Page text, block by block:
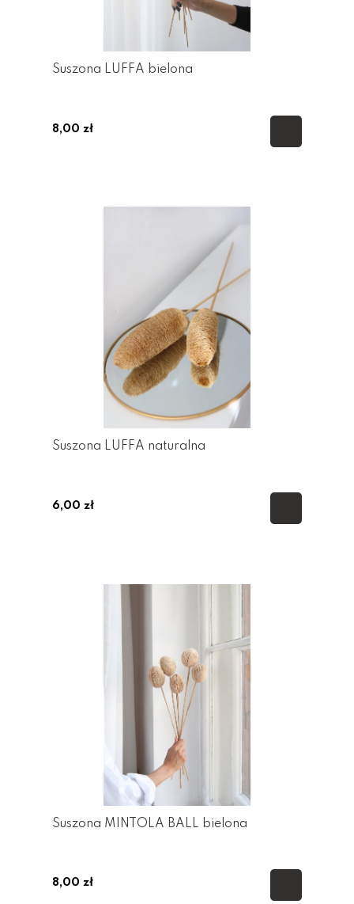
Suszona LUFFA bielona
8,00 zł
Suszona LUFFA naturalna
6,00 zł
Suszona MINTOLA BALL bielona
8,00 zł